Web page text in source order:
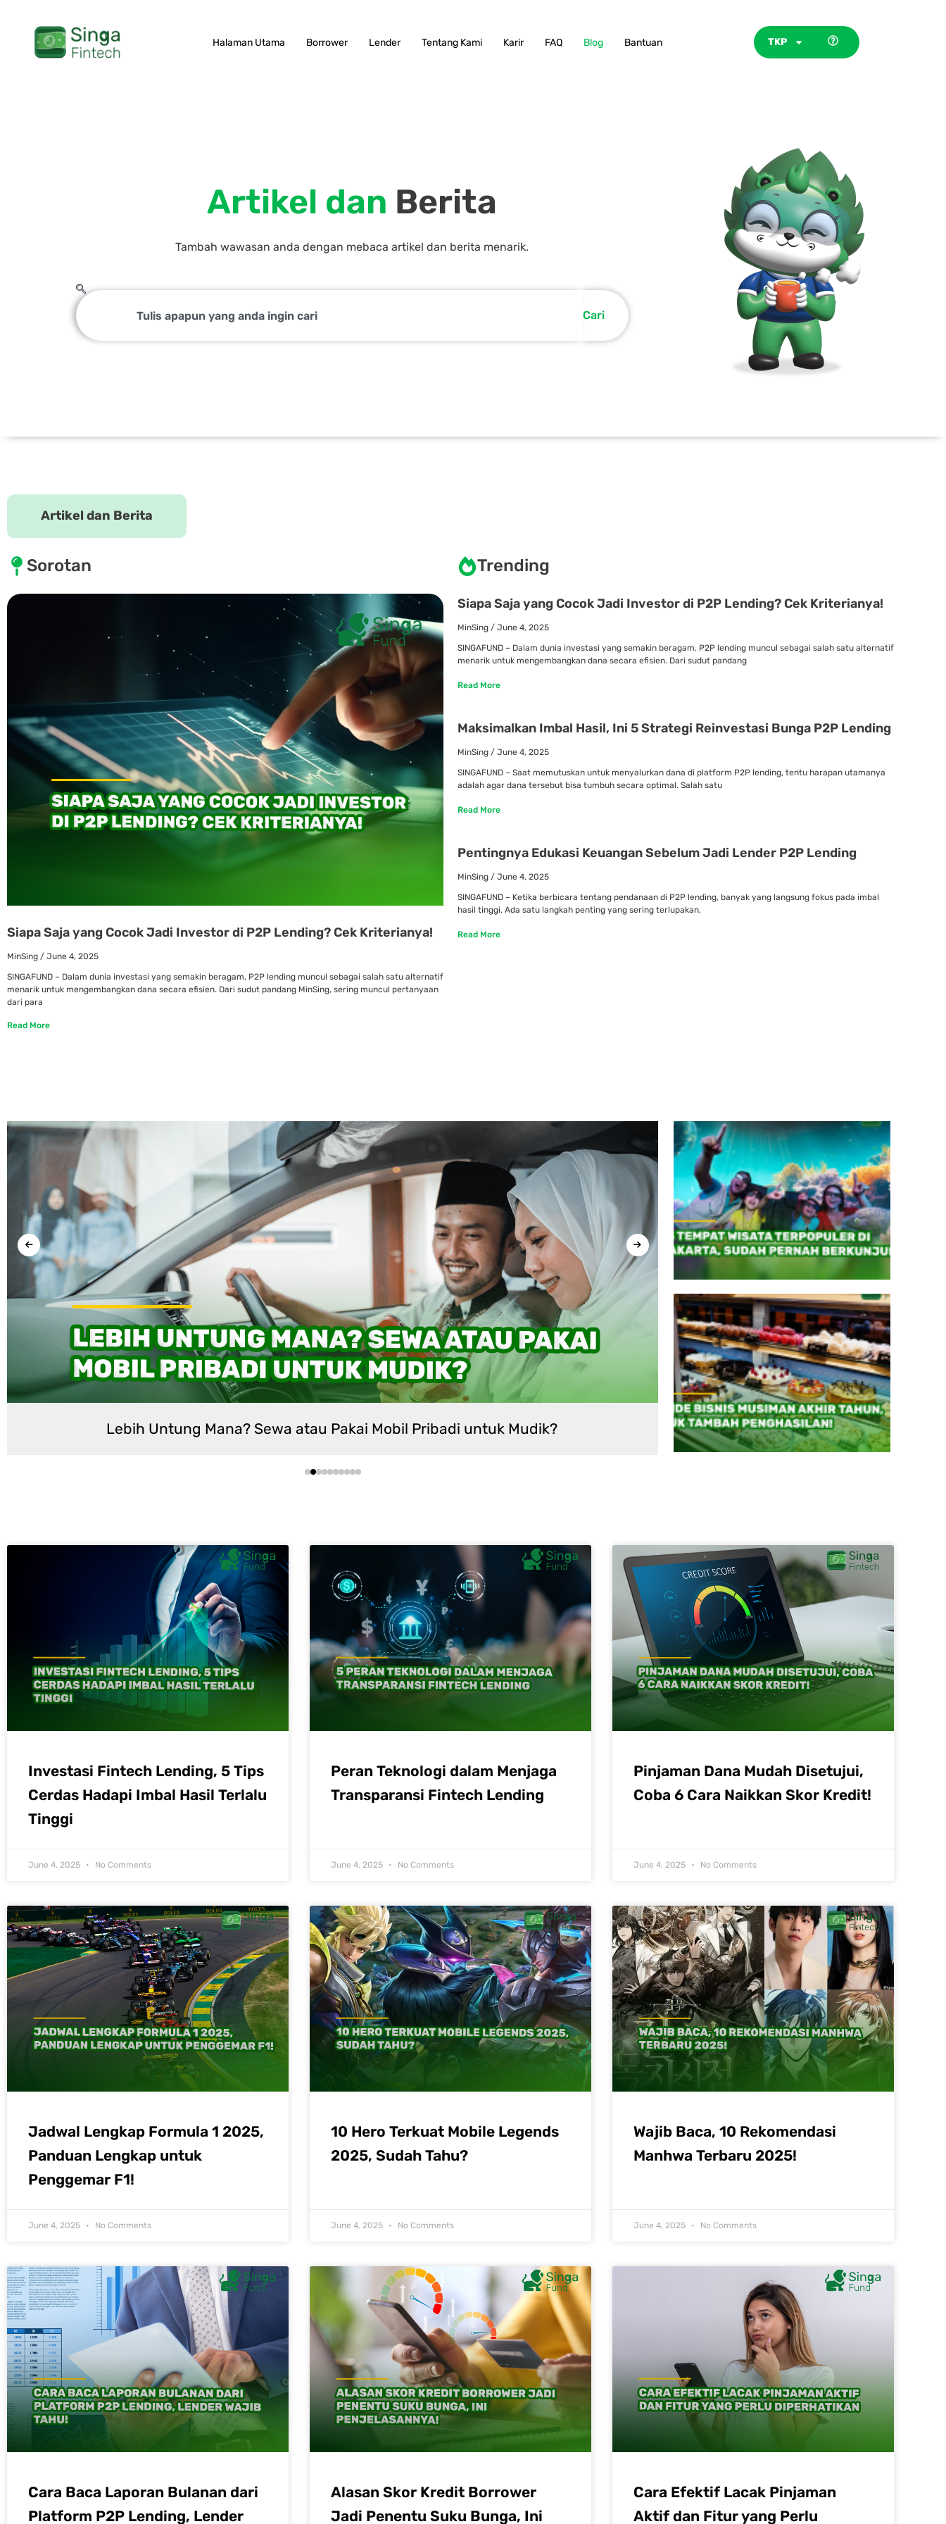
content
Halaman Utama Borrower Lender Tentang Kami Karir FAQ Blog Bantuan TKP
Artikel dan Berita
Tambah wawasan anda dengan mebaca artikel dan berita menarik.
Search
Cari
Artikel dan Berita
Sorotan
Siapa Saja yang Cocok Jadi Investor di P2P Lending? Cek Kriterianya!
MinSing June 4, 2025
SINGAFUND – Dalam dunia investasi yang semakin beragam, P2P lending muncul sebagai salah satu alternatif
menarik untuk mengembangkan dana secara efisien. Dari sudut pandang MinSing, sering muncul pertanyaan
dari para
Read More
Trending
Siapa Saja yang Cocok Jadi Investor di P2P Lending? Cek Kriterianya!
MinSing June 4, 2025
SINGAFUND – Dalam dunia investasi yang semakin beragam, P2P lending muncul sebagai salah satu alternatif
menarik untuk mengembangkan dana secara efisien. Dari sudut pandang
Read More
Maksimalkan Imbal Hasil, Ini 5 Strategi Reinvestasi Bunga P2P Lending
MinSing June 4, 2025
SINGAFUND – Saat memutuskan untuk menyalurkan dana di platform P2P lending, tentu harapan utamanya
adalah agar dana tersebut bisa tumbuh secara optimal. Salah satu
Read More
Pentingnya Edukasi Keuangan Sebelum Jadi Lender P2P Lending
MinSing June 4, 2025
SINGAFUND – Ketika berbicara tentang pendanaan di P2P lending, banyak yang langsung fokus pada imbal
hasil tinggi. Ada satu langkah penting yang sering terlupakan,
Read More
Sewa atau Pakai Mobil Pribadi untuk Mudik? Siapa Saja yang Cocok Jadi Investor di P2P Lending?
Investasi Fintech Lending, 5 Tips
Cerdas Hadapi Imbal Hasil Terlalu
Tinggi
June 4, 2025 No Comments
Peran Teknologi dalam Menjaga
Transparansi Fintech Lending
June 4, 2025 No Comments
Pinjaman Dana Mudah Disetujui,
Coba 6 Cara Naikkan Skor Kredit!
June 4, 2025 No Comments
Jadwal Lengkap Formula 1 2025,
Panduan Lengkap untuk
Penggemar F1!
June 4, 2025 No Comments
10 Hero Terkuat Mobile Legends
2025, Sudah Tahu?
June 4, 2025 No Comments
Wajib Baca, 10 Rekomendasi
Manhwa Terbaru 2025!
June 4, 2025 No Comments
Cara Baca Laporan Bulanan dari
Platform P2P Lending, Lender
Alasan Skor Kredit Borrower
Jadi Penentu Suku Bunga, Ini
Cara Efektif Lacak Pinjaman
Aktif dan Fitur yang Perlu
Page PagePagePage